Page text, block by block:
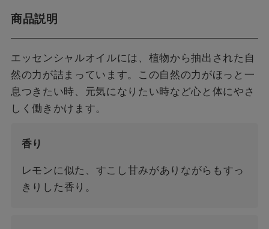
商品説明
エッセンシャルオイルには、植物から抽出された自
然の力が詰まっています。この自然の力がほっと一
息つきたい時、元気になりたい時など心と体にやさ
しく働きかけます。
香り
レモンに似た、すこし甘みがありながらもすっ
きりした香り。